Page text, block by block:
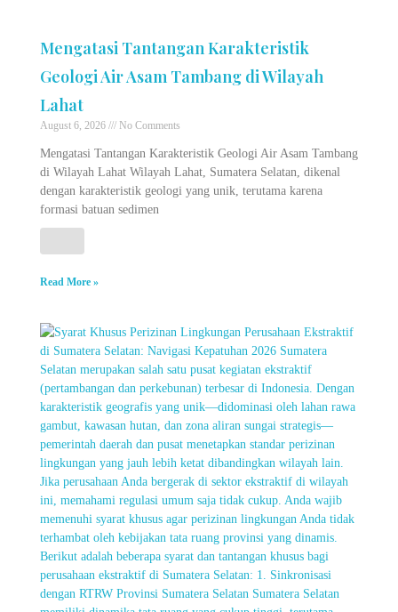
Mengatasi Tantangan Karakteristik
Geologi Air Asam Tambang di Wilayah
Lahat
August 6, 2026 No Comments
Mengatasi Tantangan Karakteristik Geologi Air Asam Tambang
di Wilayah Lahat Wilayah Lahat, Sumatera Selatan, dikenal
dengan karakteristik geologi yang unik, terutama karena
formasi batuan sedimen
Read More »